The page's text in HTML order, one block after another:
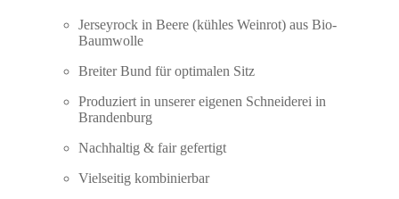
Jerseyrock in Beere (kühles Weinrot) aus Bio-
Baumwolle
Breiter Bund für optimalen Sitz
Produziert in unserer eigenen Schneiderei in
Brandenburg
Nachhaltig & fair gefertigt
Vielseitig kombinierbar